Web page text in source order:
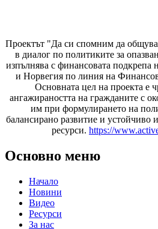
Проектът "Да си спомним да
в диалог по политиките за
изпълнява с финансовата
и Норвегия по линия на
Основната цел на проекта е
ангажираността на гражданите с
им при формулирането на
балансирано развитие и устойчиво
ресурси. https://
Основно меню
Начало
Новини
Видео
Ресурси
За нас